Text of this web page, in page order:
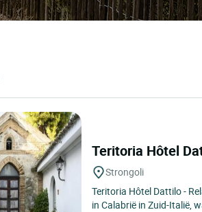
Teritoria Hôtel
Strongoli
Teritoria Hôtel Dattilo -
in Calabrië in Zuid-Italië,